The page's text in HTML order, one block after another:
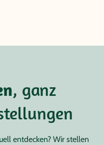
, ganz
entdecken? Wir stellen